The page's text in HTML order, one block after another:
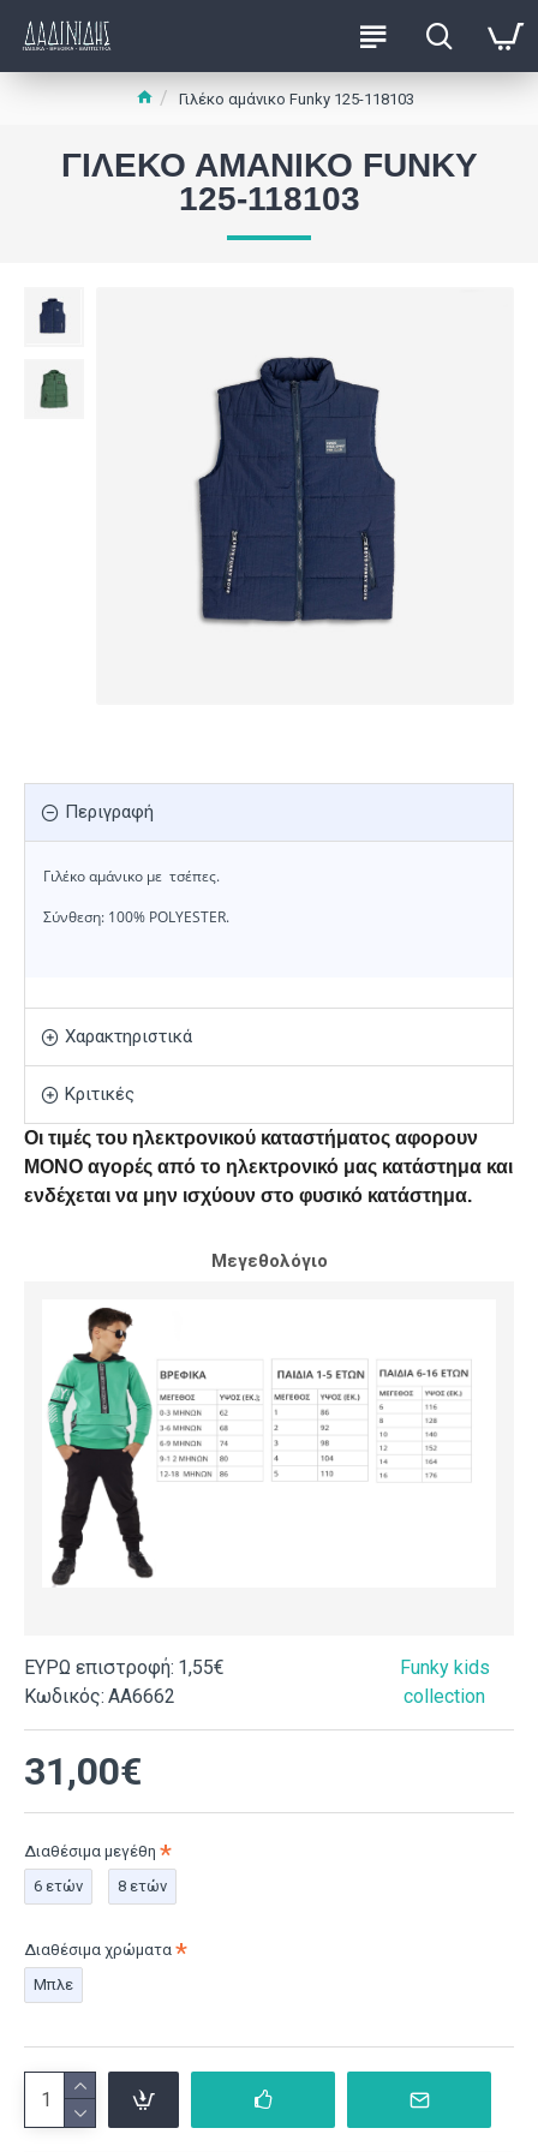
Γιλέκο αμάνικο Funky 125-118103
ΓΙΛΈΚΟ ΑΜΆΝΙΚΟ FUNKY
125-118103
Περιγραφή
Γιλέκο αμάνικο με τσέπες.
Σύνθεση: 100% POLYESTER.
Χαρακτηριστικά
Κριτικές
Οι τιμές του ηλεκτρονικού καταστήματος αφορουν
ΜΟΝΟ αγορές από το ηλεκτρονικό μας κατάστημα και
ενδέχεται να μην ισχύουν στο φυσικό κατάστημα.
Μεγεθολόγιο
ΕΥΡΩ επιστροφή: 1,55€
Κωδικός: ΑΑ6662
Funky kids
collection
31,00€
Διαθέσιμα μεγέθη
6 ετών
8 ετών
Διαθέσιμα χρώματα
Μπλε